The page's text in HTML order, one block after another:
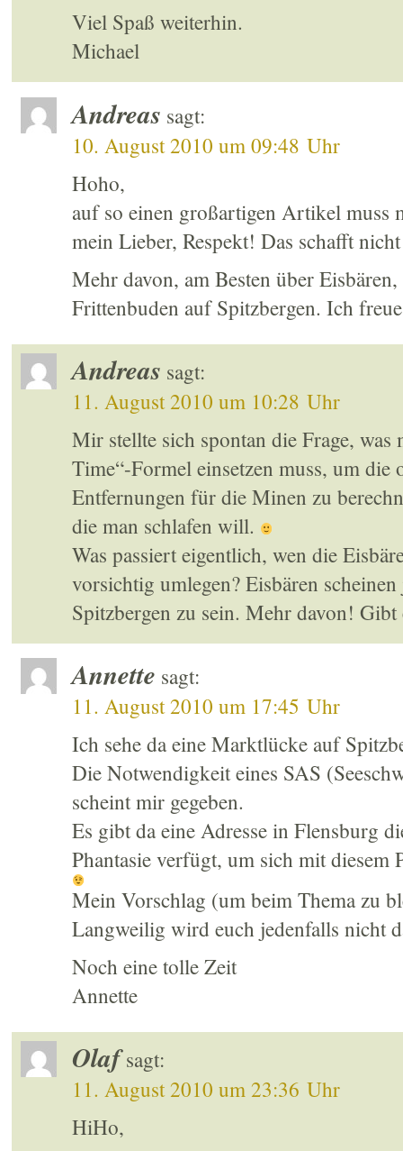
Viel Spaß weiterhin.
Michael
Andreas sagt:
10. August 2010 um 09:48 Uhr
Hoho,
auf so einen großartigen Artikel muss
mein Lieber, Respekt! Das schafft
Mehr davon, am Besten über
Frittenbuden auf Spitzbergen. Ich
Andreas sagt:
11. August 2010 um 10:28 Uhr
Mir stellte sich spontan die Frage,
Time“-Formel einsetzen muss, um
Entfernungen für die Minen zu
die man schlafen will.
Was passiert eigentlich, wen die
vorsichtig umlegen? Eisbären
Spitzbergen zu sein. Mehr davon! Gibt
Annette sagt:
11. August 2010 um 17:45 Uhr
Ich sehe da eine Marktlücke auf
Die Notwendigkeit eines SAS
scheint mir gegeben.
Es gibt da eine Adresse in Flensburg
Phantasie verfügt, um sich mit diesem
Mein Vorschlag (um beim Thema zu
Langweilig wird euch jedenfalls nicht
Noch eine tolle Zeit
Annette
Olaf sagt:
11. August 2010 um 23:36 Uhr
HiHo,